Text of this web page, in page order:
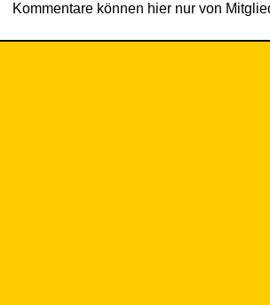
Kommentare können hier nur von